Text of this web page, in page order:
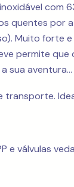
com
quentes por
Muito forte
permite que
sua
transporte.
e válvulas